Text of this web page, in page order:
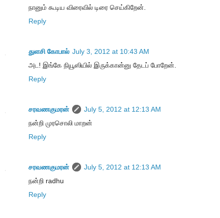
நானும் கூடிய விரைவில் டிரை செய்கிறேன்.
Reply
துளசி கோபால் July 3, 2012 at 10:43 AM
அட! இங்கே நியூஸியில் இருக்கான்னு தேடப் போறேன்.
Reply
சரவணகுமரன்
July 5, 2012 at 12:13 AM
நன்றி முரசொலி மாறன்
Reply
சரவணகுமரன்
July 5, 2012 at 12:13 AM
நன்றி radhu
Reply